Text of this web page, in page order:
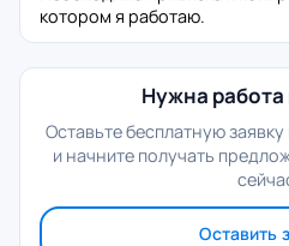
котором я работаю.
Нужна работа
Оставьте бесплатную
и начните получать
Оставить